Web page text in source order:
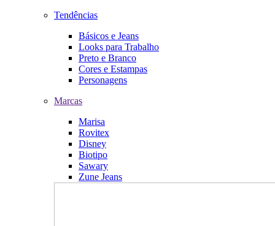
Tendências
Básicos e Jeans
Looks para Trabalho
Preto e Branco
Cores e Estampas
Personagens
Marcas
Marisa
Rovitex
Disney
Biotipo
Sawary
Zune Jeans